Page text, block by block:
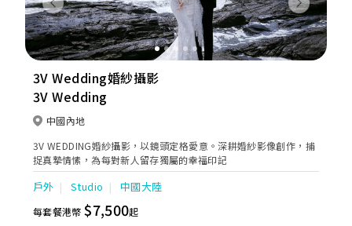
Previous Next
3V Wedding婚紗攝影
3V Wedding
中國內地
3V WEDDING婚紗攝影，以鏡頭定格愛意。深耕婚紗影像創作，捕
捉真摯情愫，為每對新人留存獨屬的幸福印記
戶外 Studio 中國大陸
每套餐港幣$7,500起